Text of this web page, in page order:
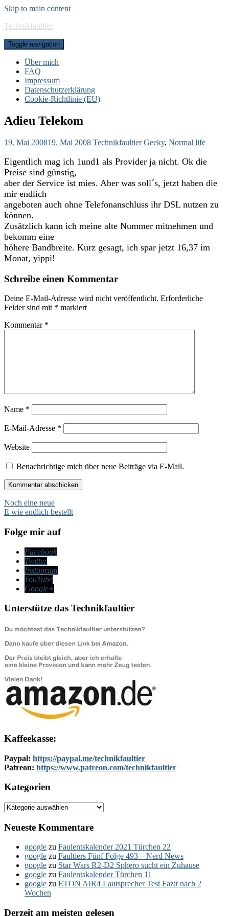
Skip to main content
Technikfaultier
Toggle navigation
Über mich
FAQ
Impressum
Datenschutzerklärung
Cookie-Richtlinie (EU)
Adieu Telekom
19. Mai 200819. Mai 2008 Technikfaultier Geeky, Normal life
Eigentlich mag ich 1und1 als Provider ja nicht. Ok die
Preise sind günstig,
aber der Service ist mies. Aber was soll´s, jetzt haben die
mir endlich
angeboten auch ohne Telefonanschluss ihr DSL nutzen zu
können.
Zusätzlich kann ich meine alte Nummer mitnehmen und
bekomm eine
höhere Bandbreite. Kurz gesagt, ich spar jetzt 16,37 im
Monat, yippi!
Schreibe einen Kommentar
Deine E-Mail-Adresse wird nicht veröffentlicht. Erforderliche
Felder sind mit * markiert
Kommentar *
Name *
E-Mail-Adresse *
Website
Benachrichtige mich über neue Beiträge via E-Mail.
Beitragsnavigation
Noch eine neue
E wie endlich bestellt
Folge mir auf
Facebook
Twitter
Instagram
YouTube
Google+
Unterstütze das Technikfaultier
Kaffeekasse:
Paypal: https://paypal.me/technikfaultier
Patreon: https://www.patreon.com/technikfaultier
Kategorien
Kategorien
Neueste Kommentare
google zu Faulentskalender 2021 Türchen 22
google zu Faultiers Fünf Folge 493 – Nerd News
google zu Star Wars R2-D2 Sphero sucht ein Zuhause
google zu Faulentskalender Türchen 11
google zu ETON AIR4 Lautsprecher Test Fazit nach 2
Wochen
Derzeit am meisten gelesen